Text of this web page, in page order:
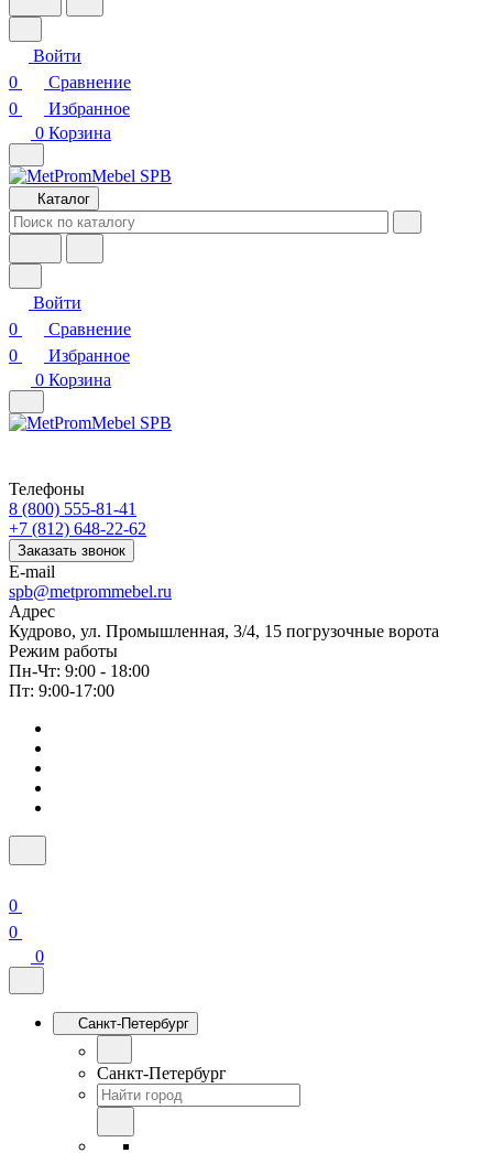
Войти
0
Сравнение
0
Избранное
0 Корзина
Каталог
Войти
0
Сравнение
0
Избранное
0 Корзина
Телефоны
8 (800) 555-81-41
+7 (812) 648-22-62
Заказать звонок
E-mail
spb@metprommebel.ru
Адрес
Кудрово, ул. Промышленная, 3/4, 15 погрузочные ворота
Режим работы
Пн-Чт: 9:00 - 18:00
Пт: 9:00-17:00
0
0
0
Санкт-Петербург
Санкт-Петербург